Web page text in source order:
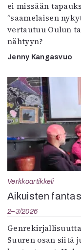
ei missään
”saamelaisen
vertautuu Oulun
nähtyyn?
Jenny Kangasvuo
Verkkoartikkeli
Aikuisten
2–3/2026
Suuren osan siitä